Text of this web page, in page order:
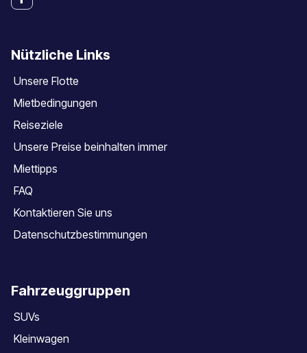
Nützliche Links
Unsere Flotte
Mietbedingungen
Reiseziele
Unsere Preise beinhalten immer
Miettipps
FAQ
Kontaktieren Sie uns
Datenschutzbestimmungen
Fahrzeuggruppen
SUVs
Kleinwagen